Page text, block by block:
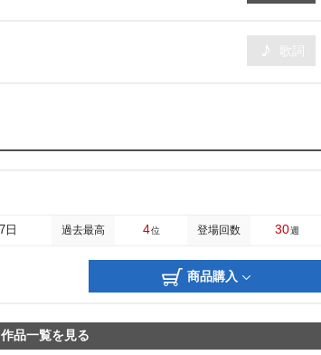
日 過去最高 4位 登場回数 30週
商品購入
作品一覧を見る